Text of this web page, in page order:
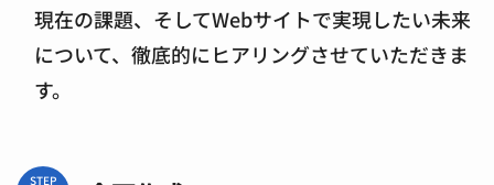
現在の課題、そしてWebサイトで実現したい未来
について、徹底的にヒアリングさせていただきま
す。
STEP